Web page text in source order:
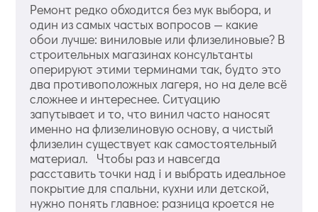
Ремонт редко обходится без мук выбора, и
один из самых частых вопросов — какие
обои лучше: виниловые или флизелиновые? В
строительных магазинах консультанты
оперируют этими терминами так, будто это
два противоположных лагеря, но на деле всё
сложнее и интереснее. Ситуацию
запутывает и то, что винил часто наносят
именно на флизелиновую основу, а чистый
флизелин существует как самостоятельный
материал. Чтобы раз и навсегда
расставить точки над i и выбрать идеальное
покрытие для спальни, кухни или детской,
нужно понять главное: разница кроется не